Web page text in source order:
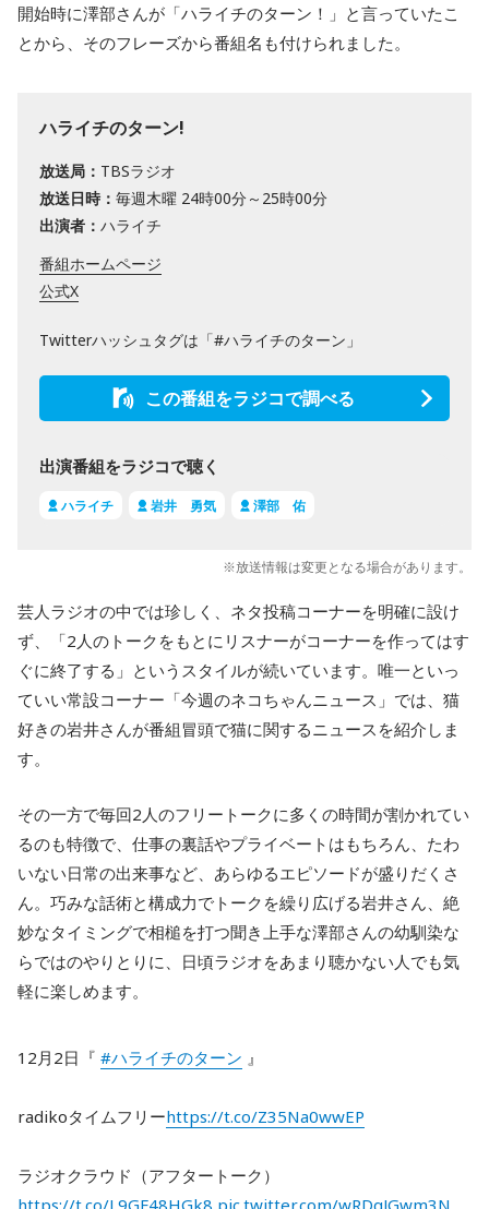
開始時に澤部さんが「ハライチのターン！」と言っていたこ
とから、そのフレーズから番組名も付けられました。
ハライチのターン!
放送局： TBSラジオ
放送日時： 毎週木曜 24時00分～25時00分
出演者： ハライチ
番組ホームページ
公式X
Twitterハッシュタグは「#ハライチのターン」
この番組をラジコで調べる
出演番組をラジコで聴く
ハライチ 岩井 勇気 澤部 佑
※放送情報は変更となる場合があります。
芸人ラジオの中では珍しく、ネタ投稿コーナーを明確に設け
ず、「2人のトークをもとにリスナーがコーナーを作ってはす
ぐに終了する」というスタイルが続いています。唯一といっ
ていい常設コーナー「今週のネコちゃんニュース」では、猫
好きの岩井さんが番組冒頭で猫に関するニュースを紹介しま
す。
その一方で毎回2人のフリートークに多くの時間が割かれてい
るのも特徴で、仕事の裏話やプライベートはもちろん、たわ
いない日常の出来事など、あらゆるエピソードが盛りだくさ
ん。巧みな話術と構成力でトークを繰り広げる岩井さん、絶
妙なタイミングで相槌を打つ聞き上手な澤部さんの幼馴染な
らではのやりとりに、日頃ラジオをあまり聴かない人でも気
軽に楽しめます。
12月2日『 #ハライチのターン 』
radikoタイムフリーhttps://t.co/Z35Na0wwEP
ラジオクラウド（アフタートーク）
https://t.co/L9GF48HGk8 pic.twitter.com/wRDqJGwm3N